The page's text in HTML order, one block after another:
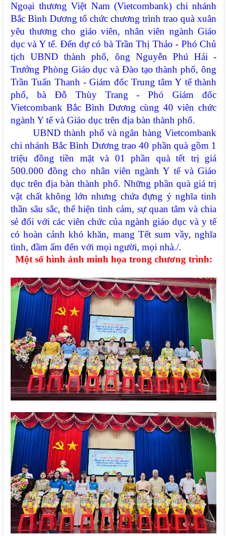
Ngoại thương Việt Nam (Vietcombank) chi nhánh
Bắc Bình Dương tổ chức chương trình trao quà xuân
yêu thương cho giáo viên, nhân viên ngành Giáo
dục và Y tế. Đến dự có bà Trần Thị Thảo - Phó Chủ
tịch UBND thành phố, ông Nguyễn Phú Hải -
Trưởng Phòng Giáo dục và Đào tạo thành phố, ông
Trần Tuấn Thanh - Giám đốc Trung tâm Y tế thành
phố, bà Đỗ Thùy Trang - Phó Giám đốc
Vietcombank Bắc Bình Dương cùng 40 viên chức
ngành Y tế và Giáo dục trên địa bàn thành phố.
UBND thành phố và ngân hàng Vietcombank
chi nhánh Bắc Bình Dương trao 40 phần quà gồm 1
triệu đồng tiền mặt và 01 phần quà tết trị giá
500.000 đồng cho nhân viên ngành Y tế và Giáo
dục trên địa bàn thành phố. Những phần quà giá trị
vật chất không lớn nhưng chứa đựng ý nghĩa tinh
thần sâu sắc, thể hiện tình cảm, sự quan tâm và chia
sẻ đối với các viên chức của ngành giáo dục và y tế
có hoàn cảnh khó khăn, mang Tết sum vầy, nghĩa
tình, đầm ấm đến với mọi người, mọi nhà./.
Một số hình ảnh minh họa trong chương trình: